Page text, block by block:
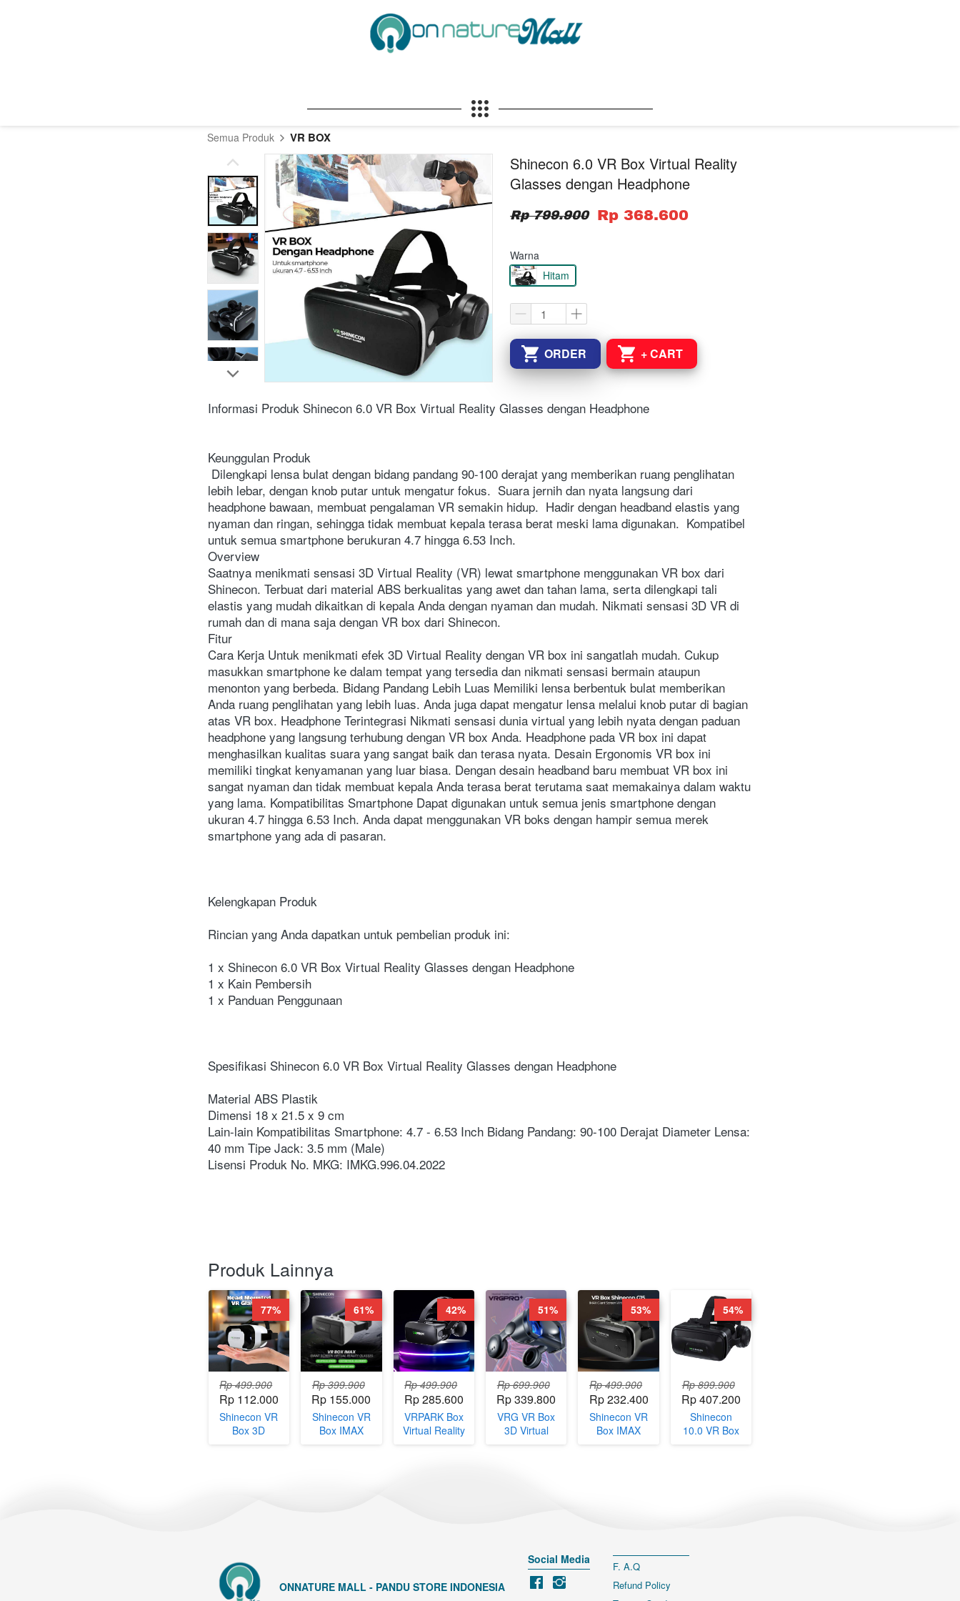
Semua Produk VR BOX
Shinecon 6.0 VR Box Virtual Reality
Glasses dengan Headphone
Rp 799.900 Rp 368.600
Warna
Hitam
` ORDER ` + CART
Informasi Produk Shinecon 6.0 VR Box Virtual Reality Glasses dengan Headphone
Keunggulan Produk
lebih lebar, dengan knob putar untuk mengatur fokus.  Suara jernih dan nyata langsung dari
headphone bawaan, membuat pengalaman VR semakin hidup.  Hadir dengan headband elastis yang
nyaman dan ringan, sehingga tidak membuat kepala terasa berat meski lama digunakan.  Kompatibel
untuk semua smartphone berukuran 4.7 hingga 6.53 Inch.
Overview
Saatnya menikmati sensasi 3D Virtual Reality (VR) lewat smartphone menggunakan VR box dari
Shinecon. Terbuat dari material ABS berkualitas yang awet dan tahan lama, serta dilengkapi tali
elastis yang mudah dikaitkan di kepala Anda dengan nyaman dan mudah. Nikmati sensasi 3D VR di
rumah dan di mana saja dengan VR box dari Shinecon.
Fitur
Cara Kerja Untuk menikmati efek 3D Virtual Reality dengan VR box ini sangatlah mudah. Cukup
masukkan smartphone ke dalam tempat yang tersedia dan nikmati sensasi bermain ataupun
menonton yang berbeda. Bidang Pandang Lebih Luas Memiliki lensa berbentuk bulat memberikan
Anda ruang penglihatan yang lebih luas. Anda juga dapat mengatur lensa melalui knob putar di bagian
atas VR box. Headphone Terintegrasi Nikmati sensasi dunia virtual yang lebih nyata dengan paduan
headphone yang langsung terhubung dengan VR box Anda. Headphone pada VR box ini dapat
menghasilkan kualitas suara yang sangat baik dan terasa nyata. Desain Ergonomis VR box ini
memiliki tingkat kenyamanan yang luar biasa. Dengan desain headband baru membuat VR box ini
sangat nyaman dan tidak membuat kepala Anda terasa berat terutama saat memakainya dalam waktu
yang lama. Kompatibilitas Smartphone Dapat digunakan untuk semua jenis smartphone dengan
ukuran 4.7 hingga 6.53 Inch. Anda dapat menggunakan VR boks dengan hampir semua merek
smartphone yang ada di pasaran.
Kelengkapan Produk
Rincian yang Anda dapatkan untuk pembelian produk ini:
1 x Shinecon 6.0 VR Box Virtual Reality Glasses dengan Headphone
1 x Kain Pembersih
1 x Panduan Penggunaan
Spesifikasi Shinecon 6.0 VR Box Virtual Reality Glasses dengan Headphone
Material ABS Plastik
Dimensi 18 x 21.5 x 9 cm
Lain-lain Kompatibilitas Smartphone: 4.7 - 6.53 Inch Bidang Pandang: 90-100 Derajat Diameter Lensa:
40 mm Tipe Jack: 3.5 mm (Male)
Lisensi Produk No. MKG: IMKG.996.04.2022
Produk Lainnya
Rp 499.900
Rp 112.000
Shinecon VR
Box 3D
77%
Rp 399.900
Rp 155.000
Shinecon VR
Box IMAX
61%
Rp 499.900
Rp 285.600
VRPARK Box
Virtual Reality
42%
Rp 699.900
Rp 339.800
VRG VR Box
3D Virtual
51%
Rp 499.900
Rp 232.400
Shinecon VR
Box IMAX
53%
Rp 899.900
Rp 407.200
Shinecon
10.0 VR Box
54%
ONNATURE MALL - PANDU STORE INDONESIA
Social Media
F. A.Q
Refund Policy